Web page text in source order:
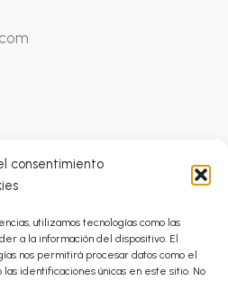
consentimiento
utilizamos tecnologías como las
a la información del dispositivo. El
nos permitirá procesar datos como el
identificaciones únicas en este sitio. No
Ortoprótesicas